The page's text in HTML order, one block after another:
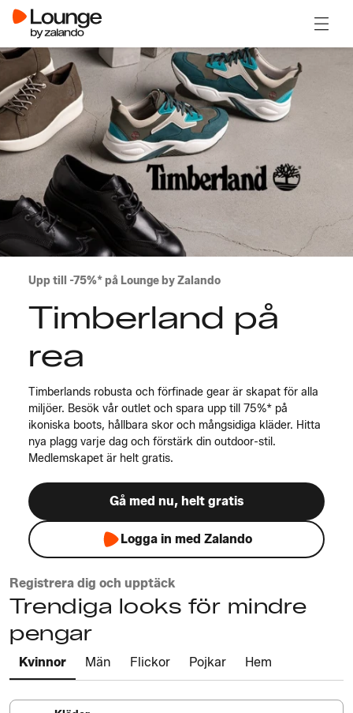
Upp till -75%* på Lounge by Zalando
Timberland på
rea
Timberlands robusta och förfinade gear är skapat för alla
miljöer. Besök vår outlet och spara upp till 75%* på
ikoniska boots, hållbara skor och mångsidiga kläder. Hitta
nya plagg varje dag och förstärk din outdoor-stil.
Medlemskapet är helt gratis.
Gå med nu, helt gratis
Logga in med Zalando
Registrera dig och upptäck
Trendiga looks för mindre
pengar
Kvinnor Män Flickor Pojkar Hem